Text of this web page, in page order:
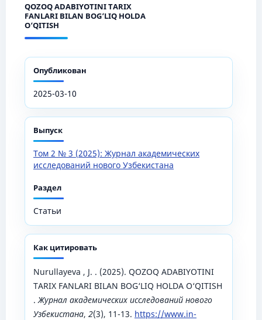
QOZOQ ADABIYOTINI TARIX
FANLARI BILAN BOG‘LIQ HOLDA
O‘QITISH
Опубликован
2025-03-10
Выпуск
Том 2 № 3 (2025): Журнал академических
исследований нового Узбекистана
Раздел
Статьи
Как цитировать
Nurullayeva , J. . (2025). QOZOQ ADABIYOTINI
TARIX FANLARI BILAN BOG‘LIQ HOLDA O‘QITISH
.Журнал академических исследований нового
Узбекистана, 2(3), 11-13. https://www.in-